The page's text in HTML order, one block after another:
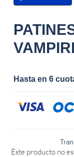
Hasta en 6
Este producto no